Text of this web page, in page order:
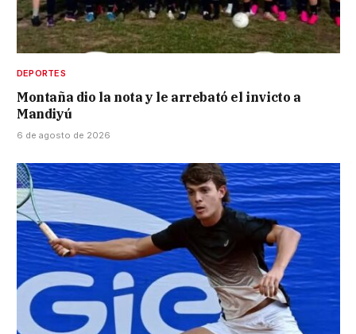
DEPORTES
Montaña dio la nota y le arrebató el invicto a
Mandiyú
6 de agosto de 2026